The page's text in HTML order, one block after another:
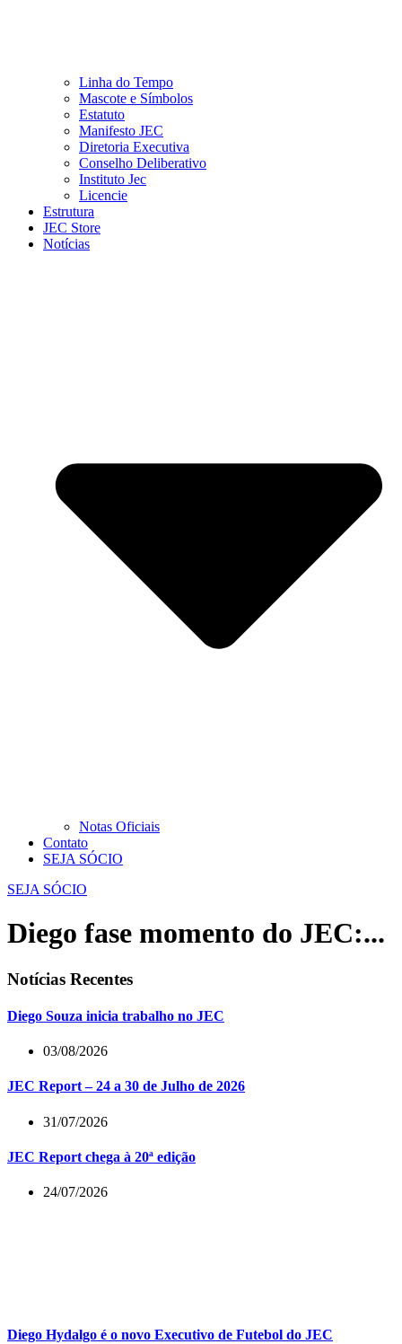
Linha do Tempo
Mascote e Símbolos
Estatuto
Manifesto JEC
Diretoria Executiva
Conselho Deliberativo
Instituto Jec
Licencie
Estrutura
JEC Store
Notícias
Notas Oficiais
Contato
SEJA SÓCIO
SEJA SÓCIO
Diego fase momento do JEC:...
Notícias Recentes
Diego Souza inicia trabalho no JEC
03/08/2026
JEC Report – 24 a 30 de Julho de 2026
31/07/2026
JEC Report chega à 20ª edição
24/07/2026
Diego Hydalgo é o novo Executivo de Futebol do JEC